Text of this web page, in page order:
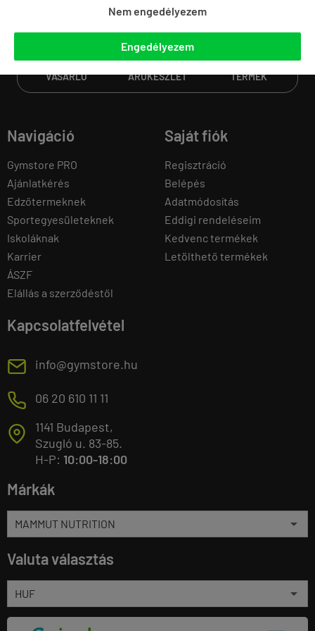
Nem engedélyezem
Engedélyezem
VÁSÁRLÓ
20E
ÁRUKÉSZLET
TERMÉK
Navigáció
Gymstore PRO
Ajánlatkérés
Edzőtermeknek
Sportegyesületeknek
Iskoláknak
Karrier
ÁSZF
Elállás a szerződéstől
Saját fiók
Regisztráció
Belépés
Adatmódosítás
Eddigi rendeléseim
Kedvenc termékek
Letölthető termékek
Kapcsolatfelvétel
E info@gymstore.hu
M 06 20 610 11 11
T
1141 Budapest,
Szugló u. 83-85.
H-P: 10:00-18:00
Márkák
Valuta választás